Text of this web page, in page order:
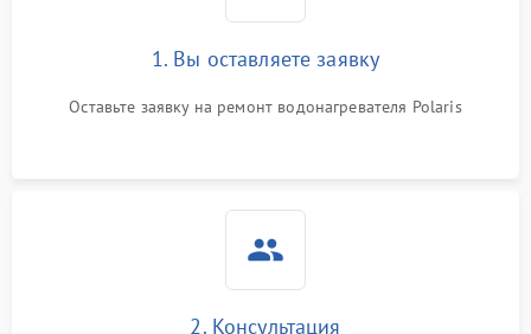
1. Вы оставляете заявку
Оставьте заявку на ремонт водонагревателя Polaris
2. Консультация